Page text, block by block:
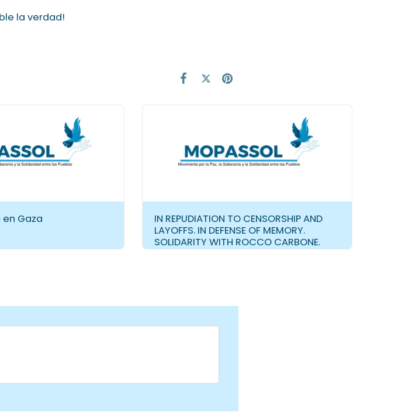
la verdad!
Gaza
IN REPUDIATION TO CENSORSHIP AND
LAYOFFS. IN DEFENSE OF MEMORY.
SOLIDARITY WITH ROCCO CARBONE.